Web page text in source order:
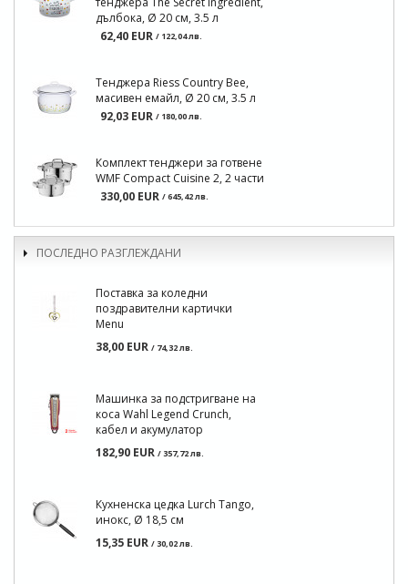
дълбока, Ø 20 см, 3.5 л
62,40 EUR / 122,04 лв.
Тенджера Riess Country Bee,
масивен емайл, Ø 20 см, 3.5 л
92,03 EUR / 180,00 лв.
Комплект тенджери за готвене
WMF Compact Cuisine 2, 2 части
330,00 EUR / 645,42 лв.
ПОСЛЕДНО РАЗГЛЕЖДАНИ
Поставка за коледни
поздравителни картички
Menu
38,00 EUR / 74,32 лв.
Машинка за подстригване на
коса Wahl Legend Crunch,
кабел и акумулатор
182,90 EUR / 357,72 лв.
Кухненска цедка Lurch Tango,
инокс, Ø 18,5 см
15,35 EUR / 30,02 лв.